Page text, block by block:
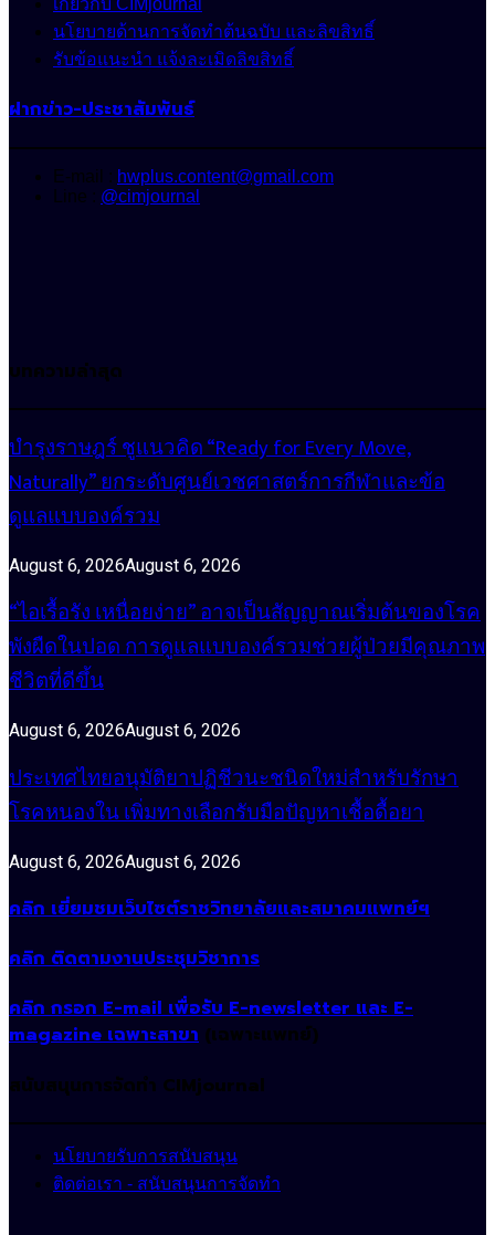
เกี่ยวกับ CIMjournal
นโยบายด้านการจัดทำต้นฉบับ และลิขสิทธิ์
รับข้อแนะนำ แจ้งละเมิดลิขสิทธิ์
ฝากข่าว-ประชาสัมพันธ์
E-mail : hwplus.content@gmail.com
Line : @cimjournal
บทความล่าสุด
บำรุงราษฎร์ ชูแนวคิด “Ready for Every Move,
Naturally” ยกระดับศูนย์เวชศาสตร์การกีฬาและข้อ
ดูแลแบบองค์รวม
August 6, 2026August 6, 2026
“ไอเรื้อรัง เหนื่อยง่าย” อาจเป็นสัญญาณเริ่มต้นของโรค
พังผืดในปอด การดูแลแบบองค์รวมช่วยผู้ป่วยมีคุณภาพ
ชีวิตที่ดีขึ้น
August 6, 2026August 6, 2026
ประเทศไทยอนุมัติยาปฏิชีวนะชนิดใหม่สำหรับรักษา
โรคหนองใน เพิ่มทางเลือกรับมือปัญหาเชื้อดื้อยา
August 6, 2026August 6, 2026
คลิก เยี่ยมชมเว็บไซต์ราชวิทยาลัยและสมาคมแพทย์ฯ
คลิก ติดตามงานประชุมวิชาการ
คลิก กรอก E-mail เพื่อรับ E-newsletter และ E-
magazine เฉพาะสาขา (เฉพาะแพทย์)
สนับสนุนการจัดทำ CIMjournal
นโยบายรับการสนับสนุน
ติดต่อเรา - สนับสนุนการจัดทำ